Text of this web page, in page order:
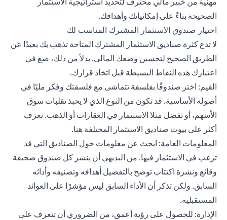
الصحيحة بناءً على إمكانياتك وأهدافك.
اختيار صندوق الاستثمار المشترك المناسب لك
لا تدع كثرة صناديق الاستثمار المشترك المتاحة تذهب بك بعيدًا عن
الطريق الصحيح لتحسين وضعك المالي. بدلاً من ذلك، ضع في
اعتبارك هذه النقاط البسيطة قبل اتخاذ قرارك.
القيم: اختر صندوقًا بفلسفة تتماشى مع فلسفتك وفكر مليًا في
أصوله الأساسية. قد تكون من النوع الذي لا يحبذ تقلبات سوق
الأسهم، أو تفضل مثلا الاستثمار في العقارات أو الذهب. تعرف
أكثر على بيوت صناديق الاستثمار المختلفة هنا.
المعلومات العامة: ابحث عن معلومات حول الصناديق التي قد
ترغب في الاستثمار فيها. من البديهي أن ينشر كل صندوق صحيفة
وقائع ونشرة اكتتاب توضح بالتفصيل أهدافه وتصنيفه وأدائه
السابق. ولكن تذكر أن الأداء السابق ليس مؤشرًا على العوائد
المستقبلية.
الإدارة: للحصول على رؤية أعمق، من الضروري أن تتعرف على